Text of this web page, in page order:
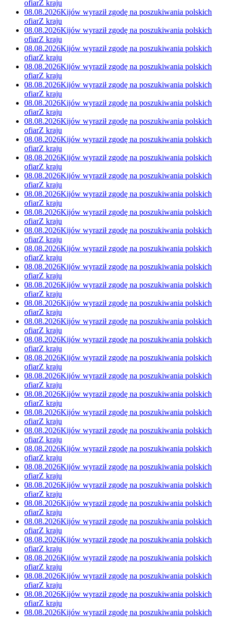
ofiarZ kraju
08.08.2026Kijów wyraził zgodę na poszukiwania polskich
ofiarZ kraju
08.08.2026Kijów wyraził zgodę na poszukiwania polskich
ofiarZ kraju
08.08.2026Kijów wyraził zgodę na poszukiwania polskich
ofiarZ kraju
08.08.2026Kijów wyraził zgodę na poszukiwania polskich
ofiarZ kraju
08.08.2026Kijów wyraził zgodę na poszukiwania polskich
ofiarZ kraju
08.08.2026Kijów wyraził zgodę na poszukiwania polskich
ofiarZ kraju
08.08.2026Kijów wyraził zgodę na poszukiwania polskich
ofiarZ kraju
08.08.2026Kijów wyraził zgodę na poszukiwania polskich
ofiarZ kraju
08.08.2026Kijów wyraził zgodę na poszukiwania polskich
ofiarZ kraju
08.08.2026Kijów wyraził zgodę na poszukiwania polskich
ofiarZ kraju
08.08.2026Kijów wyraził zgodę na poszukiwania polskich
ofiarZ kraju
08.08.2026Kijów wyraził zgodę na poszukiwania polskich
ofiarZ kraju
08.08.2026Kijów wyraził zgodę na poszukiwania polskich
ofiarZ kraju
08.08.2026Kijów wyraził zgodę na poszukiwania polskich
ofiarZ kraju
08.08.2026Kijów wyraził zgodę na poszukiwania polskich
ofiarZ kraju
08.08.2026Kijów wyraził zgodę na poszukiwania polskich
ofiarZ kraju
08.08.2026Kijów wyraził zgodę na poszukiwania polskich
ofiarZ kraju
08.08.2026Kijów wyraził zgodę na poszukiwania polskich
ofiarZ kraju
08.08.2026Kijów wyraził zgodę na poszukiwania polskich
ofiarZ kraju
08.08.2026Kijów wyraził zgodę na poszukiwania polskich
ofiarZ kraju
08.08.2026Kijów wyraził zgodę na poszukiwania polskich
ofiarZ kraju
08.08.2026Kijów wyraził zgodę na poszukiwania polskich
ofiarZ kraju
08.08.2026Kijów wyraził zgodę na poszukiwania polskich
ofiarZ kraju
08.08.2026Kijów wyraził zgodę na poszukiwania polskich
ofiarZ kraju
08.08.2026Kijów wyraził zgodę na poszukiwania polskich
ofiarZ kraju
08.08.2026Kijów wyraził zgodę na poszukiwania polskich
ofiarZ kraju
08.08.2026Kijów wyraził zgodę na poszukiwania polskich
ofiarZ kraju
08.08.2026Kijów wyraził zgodę na poszukiwania polskich
ofiarZ kraju
08.08.2026Kijów wyraził zgodę na poszukiwania polskich
ofiarZ kraju
08.08.2026Kijów wyraził zgodę na poszukiwania polskich
ofiarZ kraju
08.08.2026Kijów wyraził zgodę na poszukiwania polskich
ofiarZ kraju
08.08.2026Kijów wyraził zgodę na poszukiwania polskich
ofiarZ kraju
08.08.2026Kijów wyraził zgodę na poszukiwania polskich
ofiarZ kraju
08.08.2026Kijów wyraził zgodę na poszukiwania polskich